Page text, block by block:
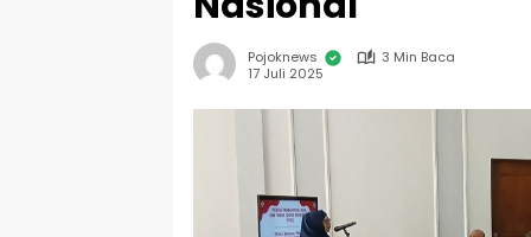
Pojoknews
3 Min Baca
17 Juli 2025